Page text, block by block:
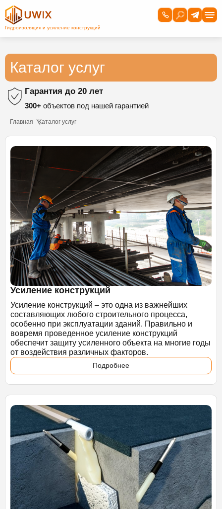
Каталог услуг
Гарантия до 20 лет
300+ объектов под нашей гарантией
Главная Каталог услуг
Усиление конструкций
Усиление конструкций – это одна из важнейших
составляющих любого строительного процесса,
особенно при эксплуатации зданий. Правильно и
вовремя проведенное усиление конструкций
обеспечит защиту усиленного объекта на многие годы
от воздействия различных факторов.
Подробнее